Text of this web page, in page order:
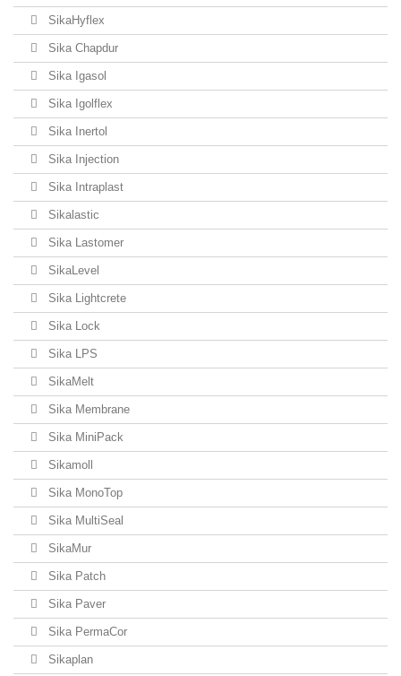
SikaHyflex
Sika Chapdur
Sika Igasol
Sika Igolflex
Sika Inertol
Sika Injection
Sika Intraplast
Sikalastic
Sika Lastomer
SikaLevel
Sika Lightcrete
Sika Lock
Sika LPS
SikaMelt
Sika Membrane
Sika MiniPack
Sikamoll
Sika MonoTop
Sika MultiSeal
SikaMur
Sika Patch
Sika Paver
Sika PermaCor
Sikaplan